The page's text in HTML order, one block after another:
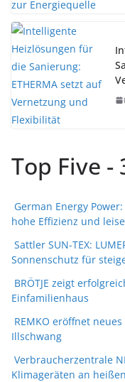
Top Five -
German Energy
hohe Effizienz und
Sattler SUN-TEX:
Sonnenschutz für
BRÖTJE zeigt
Einfamilienhaus
REMKO eröffnet
Illschwang
Verbraucherzentrale
Klimageräten an